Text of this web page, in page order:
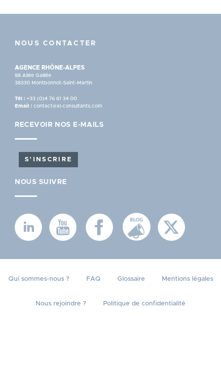
NOUS CONTACTER
AGENCE RHÔNE-ALPES
88 Allée Galilée
38330 Montbonnot-Saint-Martin
Tél : +33 (0)4 76 61 34 00
Email : contact@xl-consultants.com
RECEVOIR NOS E-MAILS
S'INSCRIRE
NOUS SUIVRE
MENU
Qui sommes-nous ? FAQ Glossaire Mentions légales
Nous rejoindre ? Politique de confidentialité